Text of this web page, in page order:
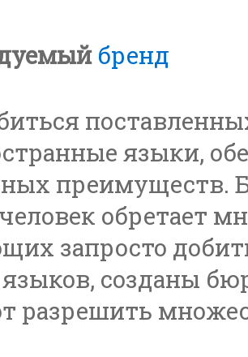
бренд
языки,
преимуществ.
обретает
запросто
созданы
разрешить